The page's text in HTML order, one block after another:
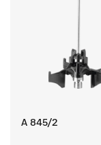
A 845/2